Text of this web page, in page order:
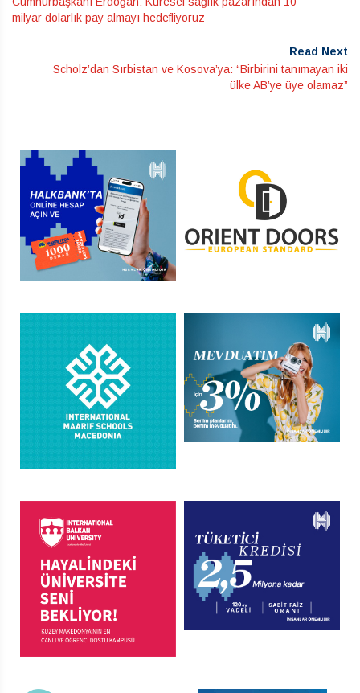
milyar dolarlık pay almayı hedefliyoruz
Read Next
Scholz’dan Sırbistan ve Kosova’ya: “Birbirini tanımayan iki
ülke AB’ye üye olamaz”